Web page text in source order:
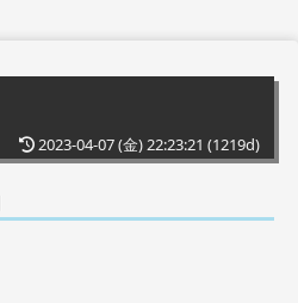
2023-04-07 (金) 22:23:21 (1219d)